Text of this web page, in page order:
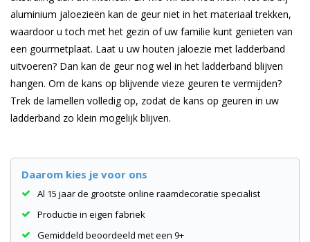
aluminium jaloezieën kan de geur niet in het materiaal trekken,
waardoor u toch met het gezin of uw familie kunt genieten van
een gourmetplaat. Laat u uw houten jaloezie met ladderband
uitvoeren? Dan kan de geur nog wel in het ladderband blijven
hangen. Om de kans op blijvende vieze geuren te vermijden?
Trek de lamellen volledig op, zodat de kans op geuren in uw
ladderband zo klein mogelijk blijven.
Daarom kies je voor ons
Al 15 jaar de grootste online raamdecoratie specialist
Productie in eigen fabriek
Gemiddeld beoordeeld met een 9+